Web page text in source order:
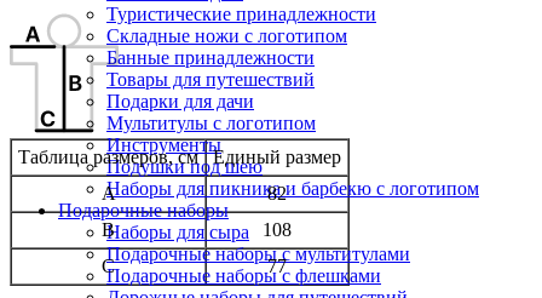
Туристические принадлежности
Складные ножи с логотипом
Банные принадлежности
Товары для путешествий
Подарки для дачи
Мультитулы с логотипом
Инструменты
Подушки под шею
Наборы для пикника и барбекю с логотипом
Подарочные наборы
Наборы для сыра
Подарочные наборы с мультитулами
Подарочные наборы с флешками
Таблица размеров, см
Единый размер
A
82
B
108
C
77